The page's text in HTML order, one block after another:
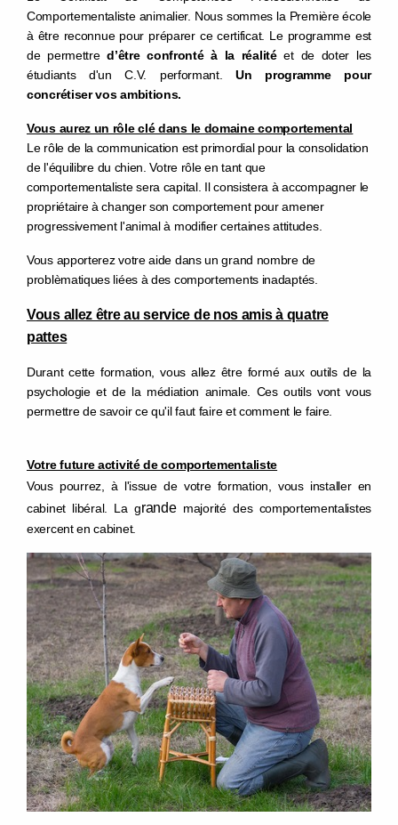
Comportementaliste animalier. Nous sommes la Première école
à être reconnue pour préparer ce certificat. Le programme est
de permettred’être confronté à la réalitéet de doter les
étudiants d'un C.V. performant.Un programme pour
concrétiser vos ambitions.
Vous aurez un rôle clé dans le domaine comportemental
Le rôle de la communication est primordial pour la consolidation
de l'équilibre du chien. Votre rôle en tant que
comportementaliste sera capital. Il consistera à accompagner le
propriétaire à changer son comportement pour amener
progressivement l'animal à modifier certaines attitudes.
Vous apporterez votre aide dans un grand nombre de
problèmatiques liées à des comportements inadaptés.
Vous allez être au service de nos amis à quatre
pattes
Durant cette formation, vous allez être forméaux outils de la
psychologie et de la médiation animale. Ces outils vont vous
permettre de savoir ce qu'il faut faire et comment le faire.
Votre future activité de comportementaliste
Vous pourrez, à l'issue de votre formation, vous installer en
cabinet libéral. La grande majorité des comportementalistes
exercent en cabinet.